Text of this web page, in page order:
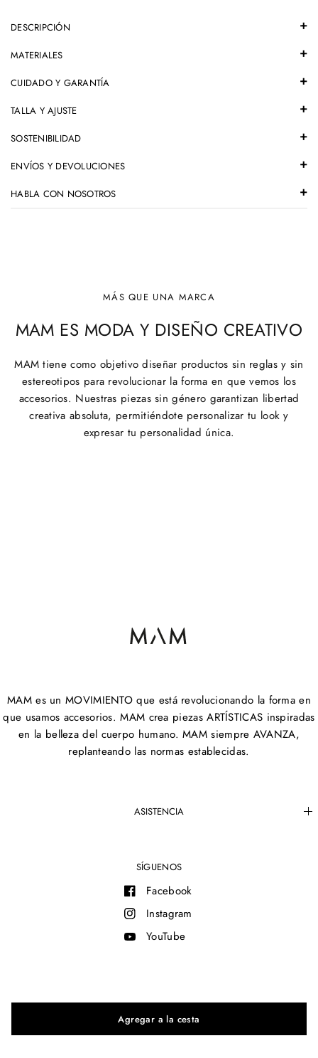
DESCRIPCIÓN
MATERIALES
CUIDADO Y GARANTÍA
TALLA Y AJUSTE
SOSTENIBILIDAD
ENVÍOS Y DEVOLUCIONES
HABLA CON NOSOTROS
MÁS QUE UNA MARCA
MAM ES MODA Y DISEÑO CREATIVO
MAM tiene como objetivo diseñar productos sin reglas y sin
estereotipos para revolucionar la forma en que vemos los
accesorios. Nuestras piezas sin género garantizan libertad
creativa absoluta, permitiéndote personalizar tu look y
expresar tu personalidad única.
MAM es un MOVIMIENTO que está revolucionando la forma en
que usamos accesorios. MAM crea piezas ARTÍSTICAS inspiradas
en la belleza del cuerpo humano. MAM siempre AVANZA,
replanteando las normas establecidas.
ASISTENCIA
SÍGUENOS
Facebook
Instagram
YouTube
© 2026 MAM®, All rights reserved.